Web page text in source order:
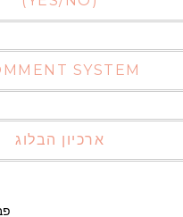
SYSTEM
ארכיון הבלוג